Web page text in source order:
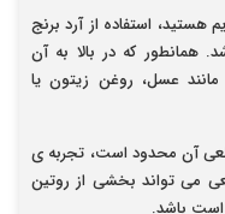
هستید، استفاده از آرد برنج
همانطور که در بالا به آن
مانند عسل، روغن زیتون یا
آن محدود است، تجربه ی
می تواند بخشی از روتین
باشد.